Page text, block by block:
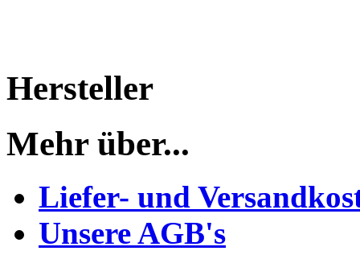
Hersteller
Mehr über...
Liefer- und
Unsere AGB's